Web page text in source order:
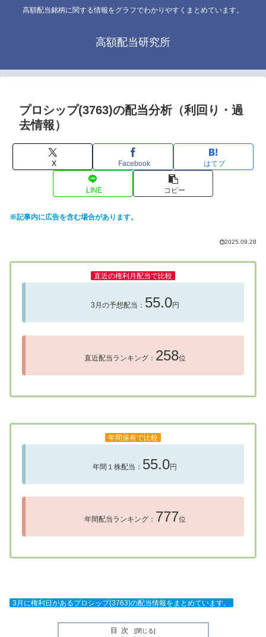
高額配当銘柄に関する情報をグラフでわかりやすくまとめています。
高額配当研究所
プロシップ(3763)の配当分析（利回り・過
去情報）
X Facebook はてブ
LINE コピー
※記事内に広告を含む場合があります。
2025.09.28
直近の権利月配当で比較
3月の予想配当： 55.0円
直近配当ランキング： 258位
年間保有で比較
年間１株配当： 55.0円
年間配当ランキング： 777位
3月に権利日があるプロシップ(3763)の配当情報をまとめています。
目次